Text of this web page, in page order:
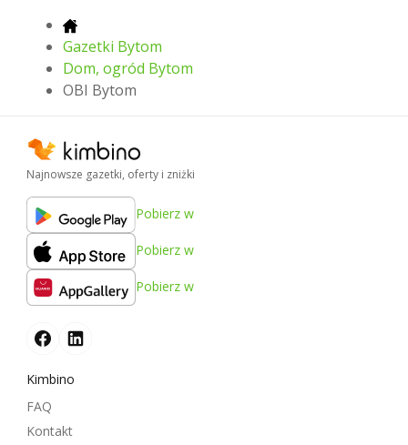
Gazetki Bytom
Dom, ogród Bytom
OBI Bytom
Najnowsze gazetki, oferty i zniżki
Pobierz w
Pobierz w
Pobierz w
Kimbino
FAQ
Kontakt